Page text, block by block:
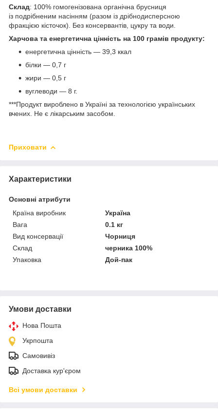
Склад: 100% гомогенізована органічна брусниця
із подрібненим насінням (разом із дрібнодисперсною
фракцією кісточок). Без консервантів, цукру та води.
Харчова та енергетична цінність на 100 грамів продукту:
енергетична цінність — 39,3 ккал
білки — 0,7 г
жири — 0,5 г
вуглеводи — 8 г.
***Продукт вироблено в Україні за технологією українських
вчених. Не є лікарським засобом.
Приховати
Характеристики
Основні атрибути
Країна виробник
Україна
Вага
0.1 кг
Вид консервації
Чорниця
Склад
черника 100%
Упаковка
Дой-пак
Умови доставки
Нова Пошта
Укрпошта
Самовивіз
Доставка кур'єром
Всі умови доставки